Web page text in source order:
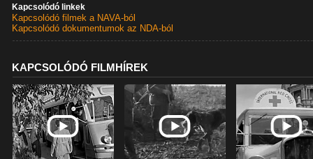
Kapcsolódó linkek
Kapcsolódó filmek a NAVA-ból
Kapcsolódó dokumentumok az NDA-ból
KAPCSOLÓDÓ FILMHÍREK